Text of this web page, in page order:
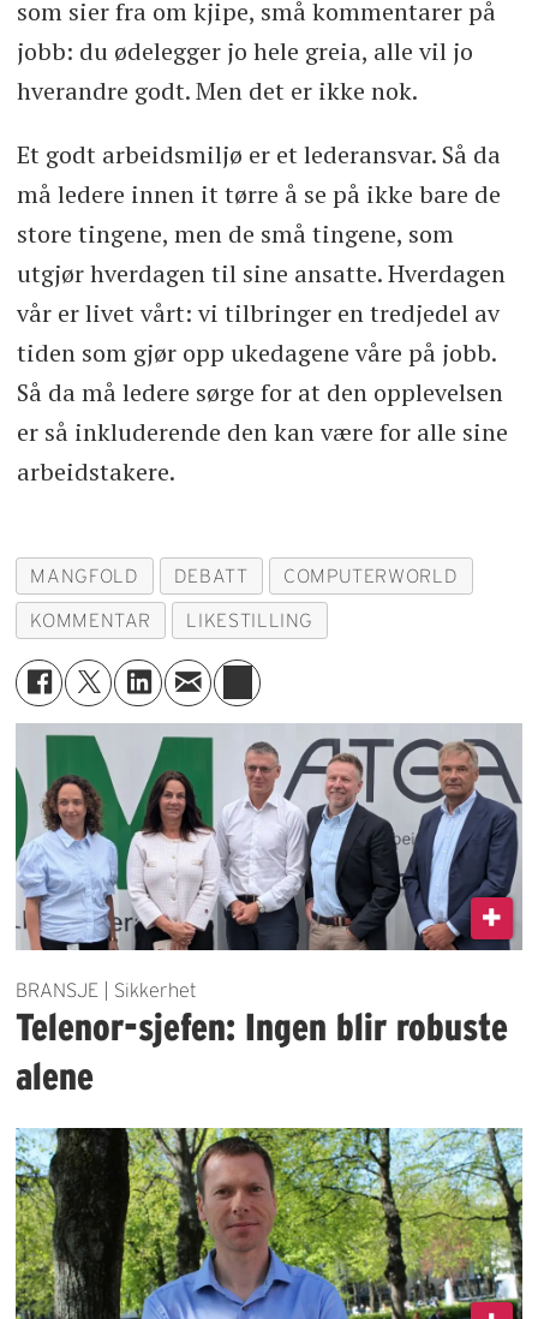
som sier fra om kjipe, små kommentarer på
jobb: du ødelegger jo hele greia, alle vil jo
hverandre godt. Men det er ikke nok.
Et godt arbeidsmiljø er et lederansvar. Så da
må ledere innen it tørre å se på ikke bare de
store tingene, men de små tingene, som
utgjør hverdagen til sine ansatte. Hverdagen
vår er livet vårt: vi tilbringer en tredjedel av
tiden som gjør opp ukedagene våre på jobb.
Så da må ledere sørge for at den opplevelsen
er så inkluderende den kan være for alle sine
arbeidstakere.
MANGFOLD DEBATT COMPUTERWORLD
KOMMENTAR LIKESTILLING
BRANSJE | Sikkerhet
Telenor-sjefen: Ingen blir robuste
alene